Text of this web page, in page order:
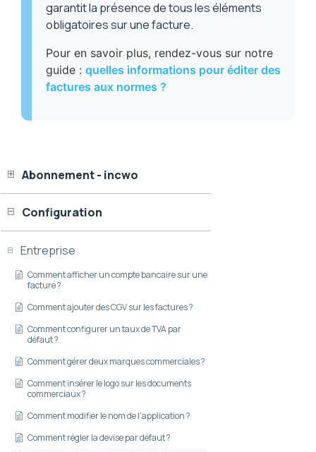
Abonnement - incwo
Configuration
Entreprise
Comment afficher un compte bancaire sur une
facture ?
Comment ajouter des CGV sur les factures ?
Comment configurer un taux de TVA par
défaut ?
Comment gérer deux marques commerciales ?
Comment insérer le logo sur les documents
commerciaux ?
Comment modifier le nom de l'application ?
Comment régler la devise par défaut ?
garantit la présence de tous les éléments
obligatoires sur une facture.
Pour en savoir plus, rendez-vous sur notre
guide : quelles informations pour éditer des
factures aux normes ?